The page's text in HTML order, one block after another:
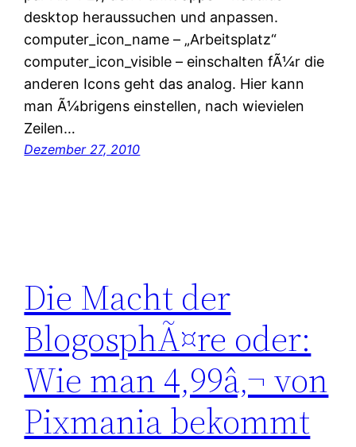
desktop heraussuchen und anpassen.
computer_icon_name – „Arbeitsplatz“
computer_icon_visible – einschalten fÃ¼r die
anderen Icons geht das analog. Hier kann
man Ã¼brigens einstellen, nach wievielen
Zeilen…
Dezember 27, 2010
Die Macht der
BlogosphÃ¤re oder:
Wie man 4,99â‚¬ von
Pixmania bekommt